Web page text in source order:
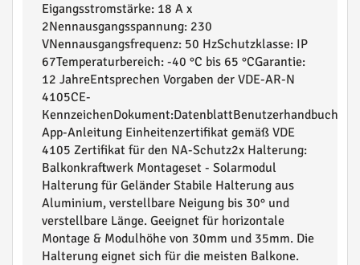
Eigangsstromstärke: 18 A x
2Nennausgangsspannung: 230
VNennausgangsfrequenz: 50 HzSchutzklasse: IP
67Temperaturbereich: -40 °C bis 65 °CGarantie:
12 JahreEntsprechen Vorgaben der VDE-AR-N
4105CE-
KennzeichenDokument:DatenblattBenutzerhandbuch
App-Anleitung Einheitenzertifikat gemäß VDE
4105 Zertifikat für den NA-Schutz2x Halterung:
Balkonkraftwerk Montageset - Solarmodul
Halterung für Geländer Stabile Halterung aus
Aluminium, verstellbare Neigung bis 30° und
verstellbare Länge. Geeignet für horizontale
Montage & Modulhöhe von 30mm und 35mm. Die
Halterung eignet sich für die meisten Balkone.